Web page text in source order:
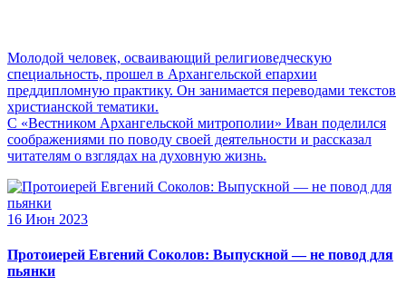
Молодой человек, осваивающий религиоведческую
специальность, прошел в Архангельской епархии
преддипломную практику. Он занимается переводами текстов
христианской тематики.
С «Вестником Архангельской митрополии» Иван поделился
соображениями по поводу своей деятельности и рассказал
читателям о взглядах на духовную жизнь.
16 Июн 2023
Протоиерей Евгений Соколов: Выпускной — не повод для
пьянки